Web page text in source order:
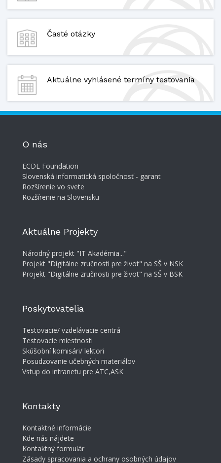
Časté otázky
Aktuálne vyhlásené termíny testovania
O nás
ECDL Foundation
Slovenská informatická spoločnosť - garant
Rozšírenie vo svete
Rozšírenie na Slovensku
Aktuálne Projekty
Národný projekt "IT Akadémia..."
Projekt "Digitálne zručnosti pre život" na SŠ v NSK
Projekt "Digitálne zručnosti pre život" na SŠ v BSK
Poskytovatelia
Testovacie/ vzdelávacie centrá
Testovacie miestnosti
Skúšobní komisári/ lektori
Posudzovanie učebných materiálov
Vstup do intranetu pre ATC,ASK
Kontakty
Kontaktné informácie
Kde nás nájdete
Kontaktný formulár
Zásady spracovania a ochrany osobných údajov